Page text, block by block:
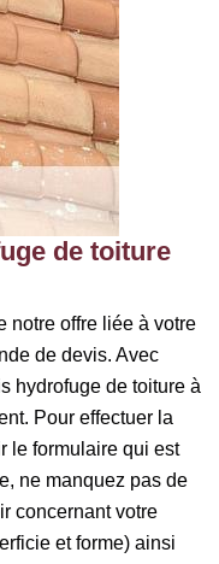
de toiture
notre offre liée à votre
de devis. Avec
hydrofuge de toiture à
Pour effectuer la
le formulaire qui est
ne manquez pas de
concernant votre
et forme) ainsi